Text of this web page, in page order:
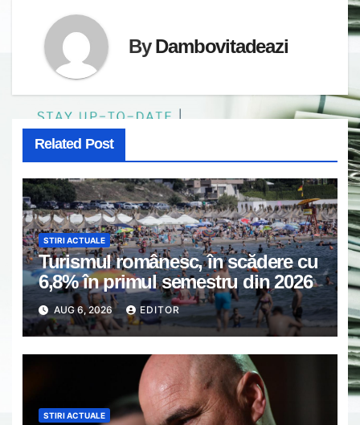
ByDambovitadeazi
Related Post
STIRI ACTUALE
Turismul românesc, în scădere cu
6,8% în primul semestru din 2026
AUG 6, 2026 EDITOR
STIRI ACTUALE